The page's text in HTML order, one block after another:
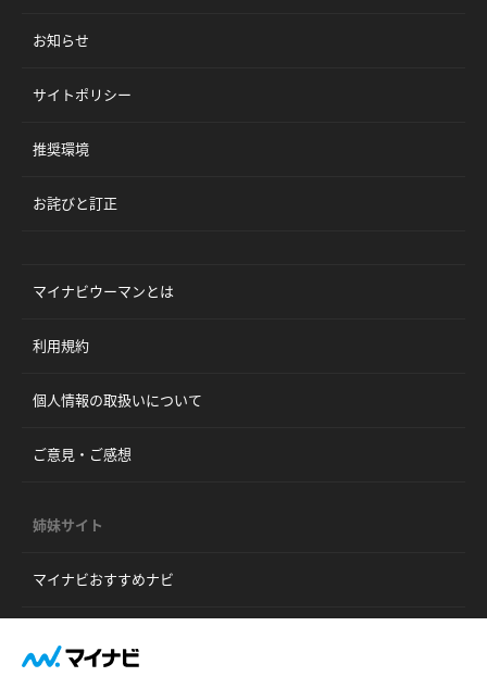
お知らせ
サイトポリシー
推奨環境
お詫びと訂正
マイナビウーマンとは
利用規約
個人情報の取扱いについて
ご意見・ご感想
姉妹サイト
マイナビおすすめナビ